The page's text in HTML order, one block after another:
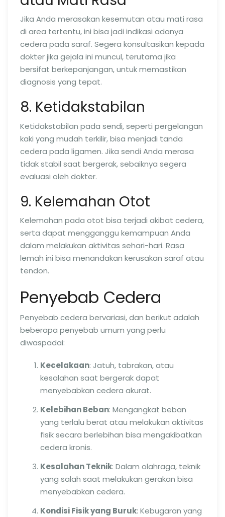
Jika Anda merasakan kesemutan atau mati rasa
di area tertentu, ini bisa jadi indikasi adanya
cedera pada saraf. Segera konsultasikan kepada
dokter jika gejala ini muncul, terutama jika
bersifat berkepanjangan, untuk memastikan
diagnosis yang tepat.
8. Ketidakstabilan
Ketidakstabilan pada sendi, seperti pergelangan
kaki yang mudah terkilir, bisa menjadi tanda
cedera pada ligamen. Jika sendi Anda merasa
tidak stabil saat bergerak, sebaiknya segera
evaluasi oleh dokter.
9. Kelemahan Otot
Kelemahan pada otot bisa terjadi akibat cedera,
serta dapat mengganggu kemampuan Anda
dalam melakukan aktivitas sehari-hari. Rasa
lemah ini bisa menandakan kerusakan saraf atau
tendon.
Penyebab Cedera
Penyebab cedera bervariasi, dan berikut adalah
beberapa penyebab umum yang perlu
diwaspadai:
Kecelakaan: Jatuh, tabrakan, atau
kesalahan saat bergerak dapat
menyebabkan cedera akurat.
Kelebihan Beban: Mengangkat beban
yang terlalu berat atau melakukan aktivitas
fisik secara berlebihan bisa mengakibatkan
cedera kronis.
Kesalahan Teknik: Dalam olahraga, teknik
yang salah saat melakukan gerakan bisa
menyebabkan cedera.
Kondisi Fisik yang Buruk: Kebugaran yang